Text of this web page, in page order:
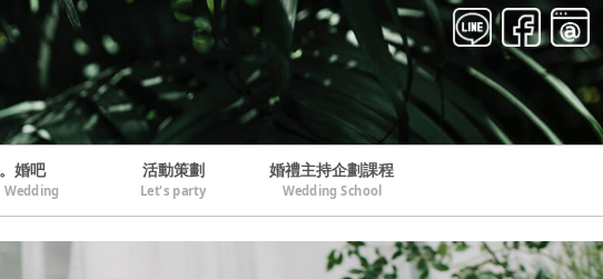
婚吧
Wedding
活動策劃
Let's party
婚禮主持企劃課程
Wedding School